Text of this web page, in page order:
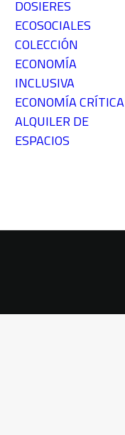
DOSIERES
ECOSOCIALES
COLECCIÓN
ECONOMÍA
INCLUSIVA
ECONOMÍA CRÍTICA
ALQUILER DE
ESPACIOS